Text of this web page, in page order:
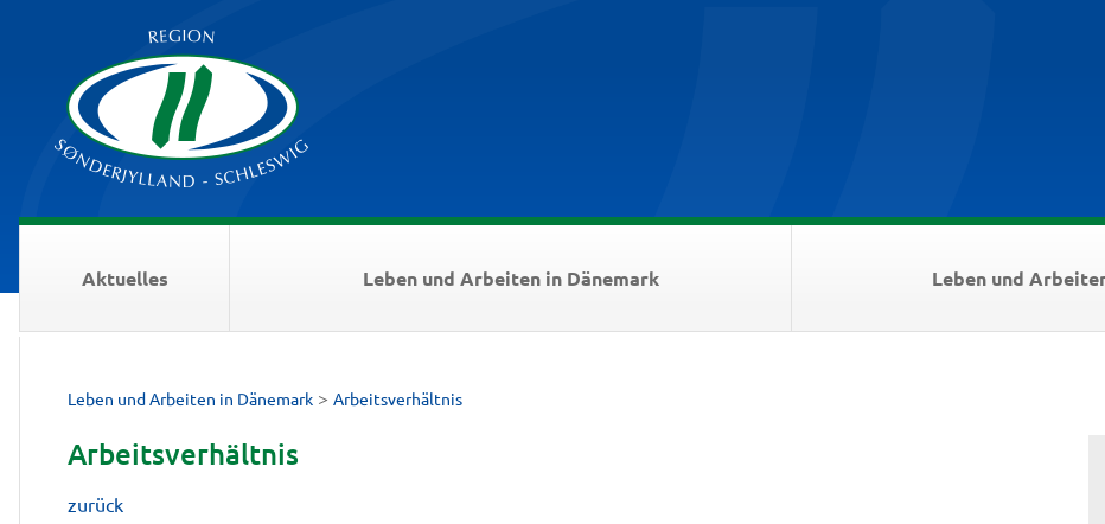
Aktuelles Leben und Arbeiten in Dänemark Leben und
Leben und Arbeiten in Dänemark > Arbeitsverhältnis
Arbeitsverhältnis
zurück